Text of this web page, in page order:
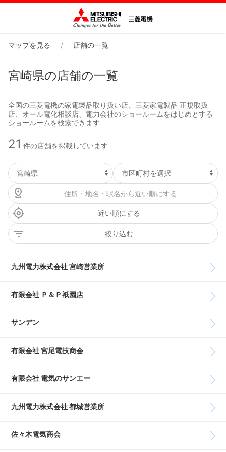
マップを見る 店舗の一覧
宮崎県の店舗の一覧
全国の三菱電機の家電製品取り扱い店、三菱家電製品 正規取扱
店、オール電化相談店、電力会社のショールームをはじめとする
ショールームを検索できます
21 件の店舗を掲載しています
近い順にする
絞り込む
九州電力株式会社 宮崎営業所
有限会社 Ｐ＆Ｐ祇園店
サンデン
有限会社 宮尾電技商会
有限会社 電気のサンエー
九州電力株式会社 都城営業所
佐々木電気商会